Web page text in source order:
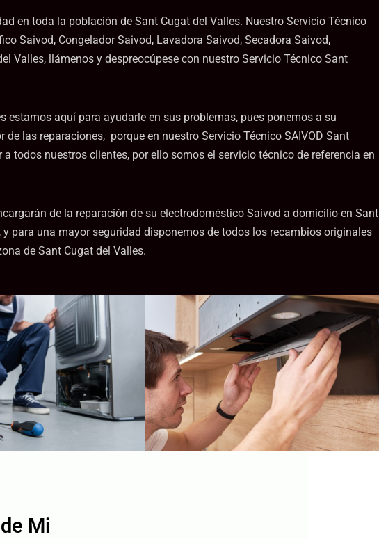
en toda la población de Sant Cugat del Valles. Nuestro Servicio Técnico
Saivod, Congelador Saivod, Lavadora Saivod, Secadora Saivod,
Valles, llámenos y despreocúpese con nuestro Servicio Técnico Sant
estamos aquí para ayudarle en sus problemas, pues ponemos a su
las reparaciones, porque en nuestro Servicio Técnico SAIVOD Sant
todos nuestros clientes, por ello somos el servicio técnico de referencia en
de la reparación de su electrodoméstico Saivod a domicilio en Sant
para una mayor seguridad disponemos de todos los recambios originales
de Sant Cugat del Valles.
Mi